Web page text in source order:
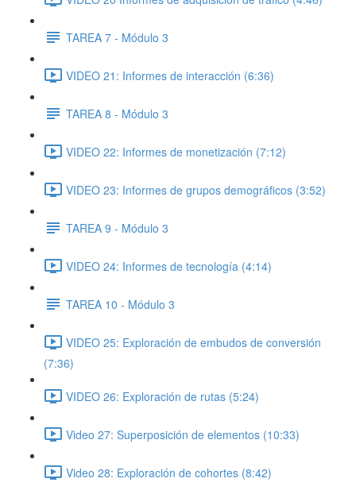
TAREA 7 - Módulo 3
VIDEO 21: Informes de interacción (6:36)
TAREA 8 - Módulo 3
VIDEO 22: Informes de monetización (7:12)
VIDEO 23: Informes de grupos demográficos (3:52)
TAREA 9 - Módulo 3
VIDEO 24: Informes de tecnología (4:14)
TAREA 10 - Módulo 3
VIDEO 25: Exploración de embudos de conversión
(7:36)
VIDEO 26: Exploración de rutas (5:24)
Video 27: Superposición de elementos (10:33)
Video 28: Exploración de cohortes (8:42)